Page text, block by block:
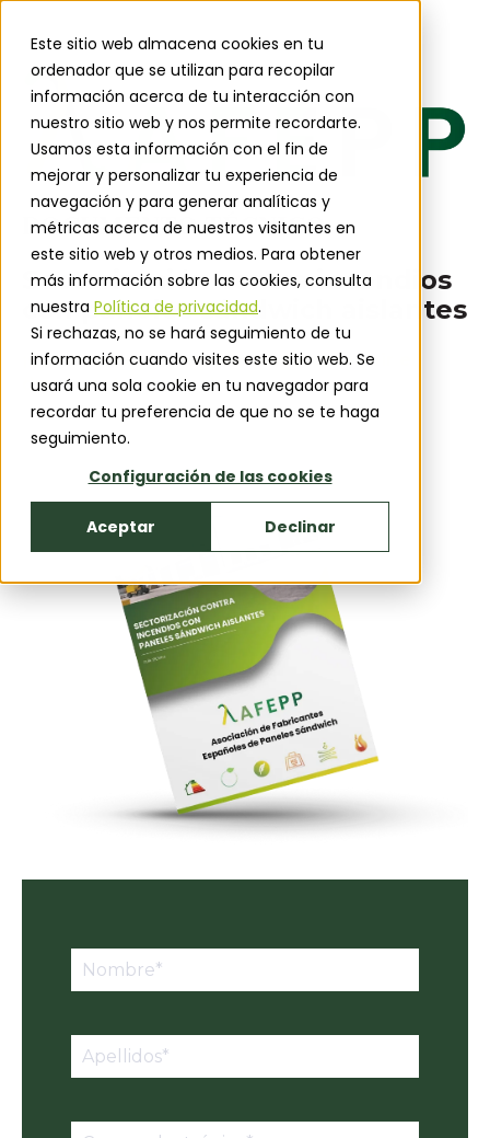
Este sitio web almacena cookies en tu
ordenador que se utilizan para recopilar
información acerca de tu interacción con
nuestro sitio web y nos permite recordarte.
Usamos esta información con el fin de
mejorar y personalizar tu experiencia de
navegación y para generar analíticas y
métricas acerca de nuestros visitantes en
este sitio web y otros medios. Para obtener
más información sobre las cookies, consulta
nuestra Política de privacidad.
Si rechazas, no se hará seguimiento de tu
información cuando visites este sitio web. Se
usará una sola cookie en tu navegador para
recordar tu preferencia de que no se te haga
seguimiento.
Configuración de las cookies
Aceptar Declinar
DOCUMENTO TÉCNICO
Sectorización contra incendios
con paneles sándwich aislantes
¡Completa el formulario para conseguir el
documento técnico!